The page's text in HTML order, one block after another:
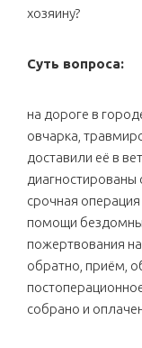
хозяину?
Суть вопроса:
на дороге в
овчарка,
доставили её в
срочная
помощи
пожертвования
обратно, приём,
собрано и